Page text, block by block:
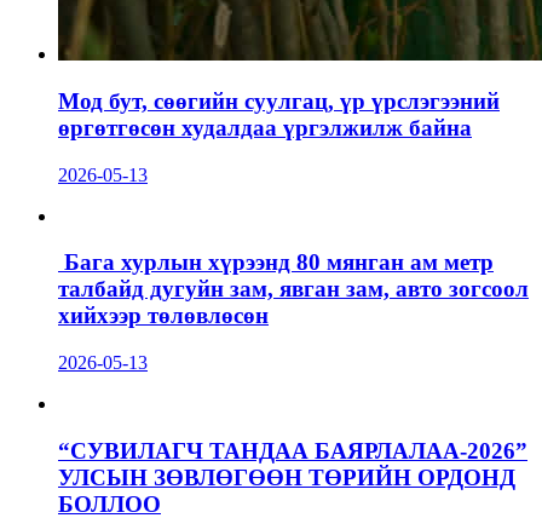
Мод бут, сөөгийн суулгац, үр үрслэгээний
өргөтгөсөн худалдаа үргэлжилж байна
2026-05-13
Бага хурлын хүрээнд 80 мянган ам метр
талбайд дугуйн зам, явган зам, авто зогсоол
хийхээр төлөвлөсөн
2026-05-13
“СУВИЛАГЧ ТАНДАА БАЯРЛАЛАА-2026”
УЛСЫН ЗӨВЛӨГӨӨН ТӨРИЙН ОРДОНД
БОЛЛОО